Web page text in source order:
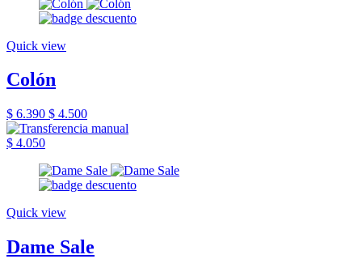
Quick view
Colón
$ 6.390 $ 4.500
$ 4.050
Quick view
Dame Sale